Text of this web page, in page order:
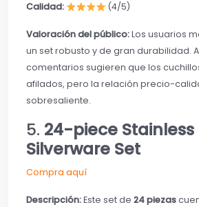
Calidad: (4/5)
Valoración del público:Los usuarios
un set robusto y de gran durabilidad.
comentarios sugieren que los
afilados, pero la relación precio-
sobresaliente.
5. 24-piece Stainless
Silverware Set
Compra aquí
Descripción:Este set de 24 piezas